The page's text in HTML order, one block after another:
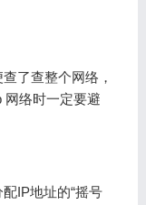
了查整个网络，
网络时一定要避
IP地址的“摇号